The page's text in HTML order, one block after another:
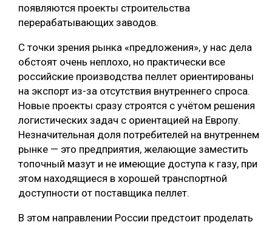
появляются проекты строительства
перерабатывающих заводов.
С точки зрения рынка «предложения», у нас дела
обстоят очень неплохо, но практически все
российские производства пеллет ориентированы
на экспорт из-за отсутствия внутреннего спроса.
Новые проекты сразу строятся с учётом решения
логистических задач с ориентацией на Европу.
Незначительная доля потребителей на внутреннем
рынке — это предприятия, желающие заместить
топочный мазут и не имеющие доступа к газу, при
этом находящиеся в хорошей транспортной
доступности от поставщика пеллет.
В этом направлении России предстоит проделать